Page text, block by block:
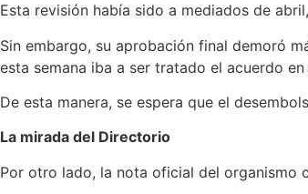
Esta revisión había sido a mediados de
Sin embargo, su aprobación final demoró
esta semana iba a ser tratado el acuerdo
De esta manera, se espera que el
La mirada del Directorio
Por otro lado, la nota oficial del organismo